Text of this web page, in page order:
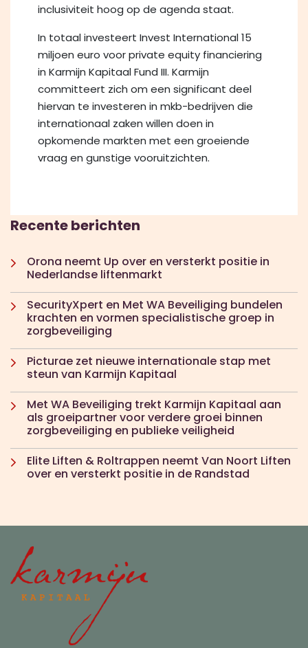
inclusiviteit hoog op de agenda staat.
In totaal investeert Invest International 15
miljoen euro voor private equity financiering
in Karmijn Kapitaal Fund III. Karmijn
committeert zich om een significant deel
hiervan te investeren in mkb-bedrijven die
internationaal zaken willen doen in
opkomende markten met een groeiende
vraag en gunstige vooruitzichten.
Recente berichten
Orona neemt Up over en versterkt positie in
Nederlandse liftenmarkt
SecurityXpert en Met WA Beveiliging bundelen
krachten en vormen specialistische groep in
zorgbeveiliging
Picturae zet nieuwe internationale stap met
steun van Karmijn Kapitaal
Met WA Beveiliging trekt Karmijn Kapitaal aan
als groeipartner voor verdere groei binnen
zorgbeveiliging en publieke veiligheid
Elite Liften & Roltrappen neemt Van Noort Liften
over en versterkt positie in de Randstad